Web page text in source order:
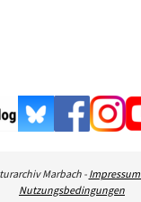
Marbach - Impressum
Nutzungsbedingungen